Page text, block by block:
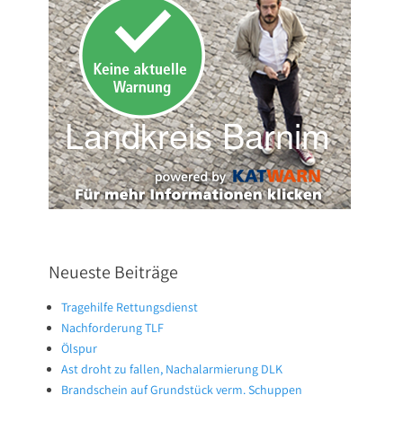
Neueste Beiträge
Tragehilfe Rettungsdienst
Nachforderung TLF
Ölspur
Ast droht zu fallen, Nachalarmierung DLK
Brandschein auf Grundstück verm. Schuppen